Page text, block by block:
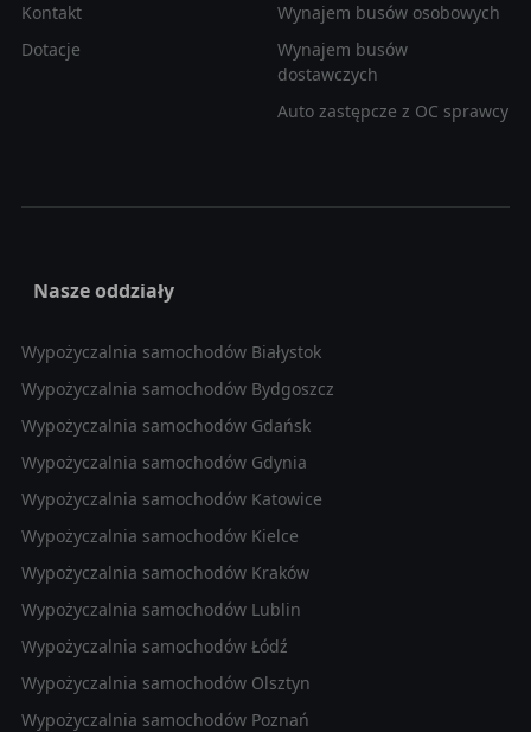
Kontakt
Dotacje
Wynajem busów osobowych
Wynajem busów
dostawczych
Auto zastępcze z OC sprawcy
Nasze oddziały
Wypożyczalnia samochodów Białystok
Wypożyczalnia samochodów Bydgoszcz
Wypożyczalnia samochodów Gdańsk
Wypożyczalnia samochodów Gdynia
Wypożyczalnia samochodów Katowice
Wypożyczalnia samochodów Kielce
Wypożyczalnia samochodów Kraków
Wypożyczalnia samochodów Lublin
Wypożyczalnia samochodów Łódź
Wypożyczalnia samochodów Olsztyn
Wypożyczalnia samochodów Poznań